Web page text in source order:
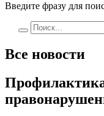
Введите фразу для
Все новости